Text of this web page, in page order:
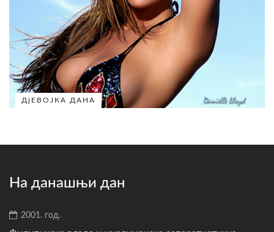
ДјЕВОЈКА ДАНА
На данашњи дан
2001. год.